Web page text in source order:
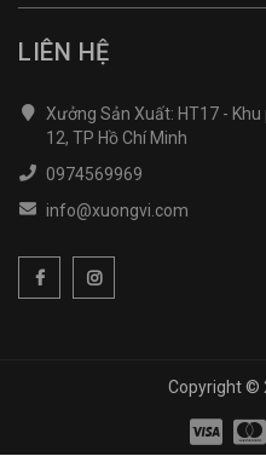
LIÊN HỆ
Xưởng Sản Xuất: HT17 -
12, TP Hồ Chí Minh
0974569969
info@xuongvi.com
Copyright ©